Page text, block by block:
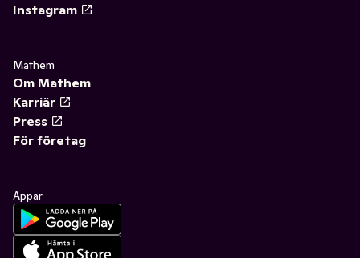
Instagram
Mathem
Om Mathem
Karriär
Press
För företag
Appar